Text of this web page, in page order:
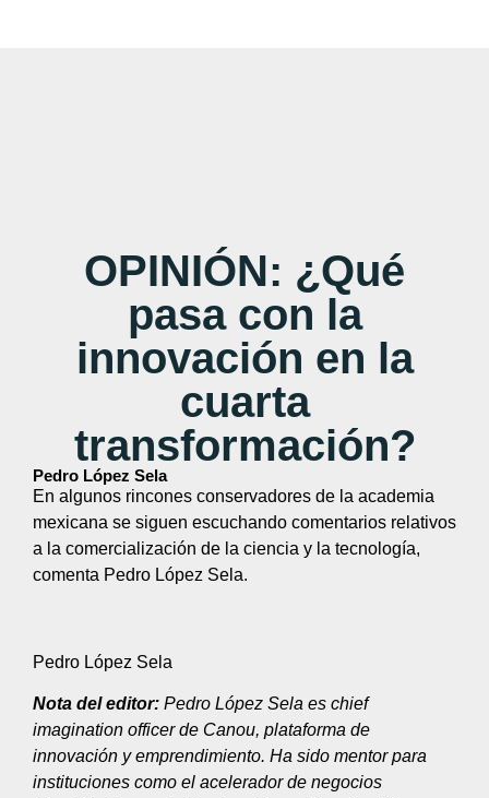
OPINIÓN: ¿Qué
pasa con la
innovación en la
cuarta
transformación?
Pedro López Sela
En algunos rincones conservadores de la academia
mexicana se siguen escuchando comentarios relativos
a la comercialización de la ciencia y la tecnología,
comenta Pedro López Sela.
Pedro López Sela
Nota del editor: Pedro López Sela es chief
imagination officer de Canou, plataforma de
innovación y emprendimiento. Ha sido mentor para
instituciones como el acelerador de negocios